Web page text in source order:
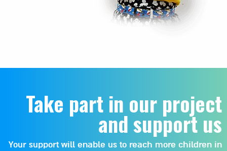
Take part in our project
and support us
Your support will enable us to reach more children in